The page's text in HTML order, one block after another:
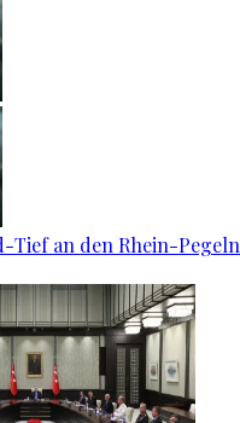
Tief an den Rhein-Pegeln